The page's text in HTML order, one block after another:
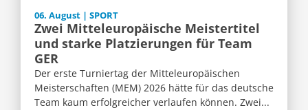
06. August | SPORT
Zwei Mitteleuropäische Meistertitel
und starke Platzierungen für Team
GER
Der erste Turniertag der Mitteleuropäischen
Meisterschaften (MEM) 2026 hätte für das deutsche
Team kaum erfolgreicher verlaufen können. Zwei...